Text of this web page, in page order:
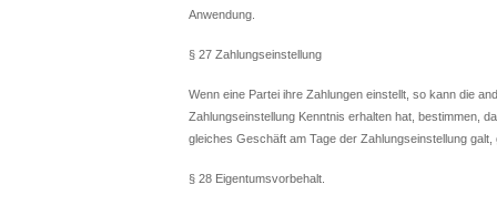
Anwendung.
§ 27 Zahlungseinstellung
Wenn eine Partei ihre Zahlungen einstellt, so kann die
Zahlungseinstellung Kenntnis erhalten hat, bestimmen,
gleiches Geschäft am Tage der Zahlungseinstellung galt,
§ 28 Eigentumsvorbehalt.